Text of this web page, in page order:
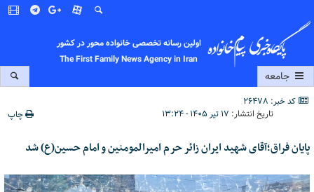
اولین رسانه تخصصی خانواده محور در کشور
The First Family News Agency in Iran
جامعه
کد خبر: 26478
تاریخ انتشار: ۱۷ تیر ۱۴۰۵ - ۱۳:۲۴ چاپ
پایان فراق؛آقای شهید ایران زائر حرم امیرالمومنین و امام حسین(ع) شد